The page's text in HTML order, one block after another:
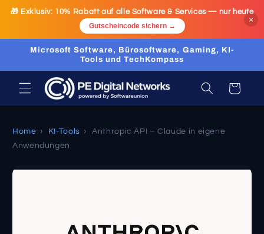
🎁 Exklusiv: 10% Rabattauf alle Software & Services — nur heute
Gutscheincode sichern →
×
directamente
Microsoft Software, Bürosoftware, Gaming, KI-
Tools und TechKompass
Carrito
Home › KI-Tools ›
Anthropic API – Claude in eigene
Anwendungen